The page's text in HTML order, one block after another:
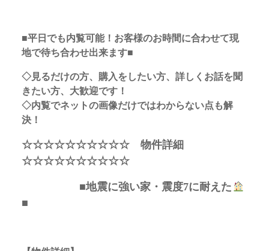
■平日でも内覧可能！お客様のお時間に合わせて現
地で待ち合わせ出来ます■
◇見るだけの方、購入をしたい方、詳しくお話を聞
きたい方、大歓迎です！
◇内覧でネットの画像だけではわからない点も解
決！
☆☆☆☆☆☆☆☆☆☆ 物件詳細
☆☆☆☆☆☆☆☆☆☆
■地震に強い家・震度7に耐えた
■